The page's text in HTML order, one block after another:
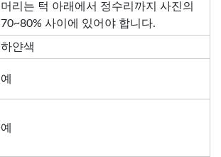
머리는 턱 아래에서 정수리까지 사진의
70~80% 사이에 있어야 합니다.
하얀색
예
예